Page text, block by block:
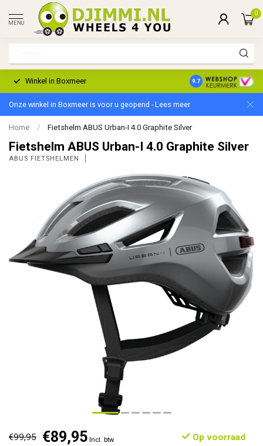
MENU
0
Winkel in Boxmeer 2 Jaar Garantie
9.7
Onze winkel in Boxmeer is voor u geopend - Lees meer
Home / Fietshelm ABUS Urban-I 4.0 Graphite Silver
Fietshelm ABUS Urban-I 4.0 Graphite Silver
ABUS FIETSHELMEN
€99,95 €89,95 Incl. btw
Op voorraad